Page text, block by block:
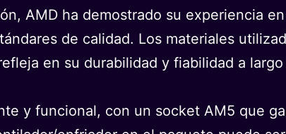
AMD ha demostrado su experiencia
de calidad. Los materiales
en su durabilidad y fiabilidad a largo
y funcional, con un socket AM5 que